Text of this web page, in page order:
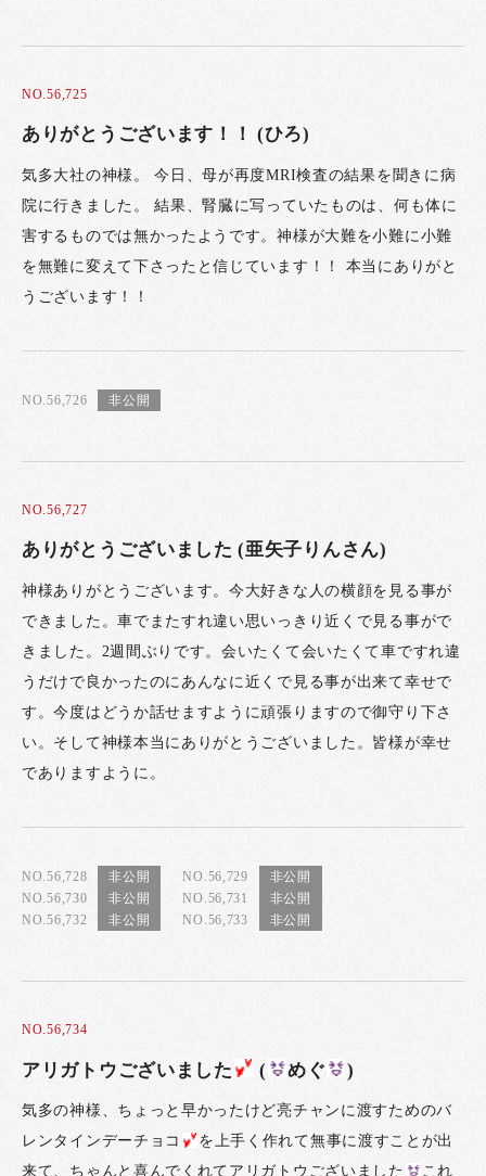
NO.56,725
ありがとうございます！！ (ひろ)
気多大社の神様。 今日、母が再度MRI検査の結果を聞きに病
院に行きました。 結果、腎臓に写っていたものは、何も体に
害するものでは無かったようです。神様が大難を小難に小難
を無難に変えて下さったと信じています！！ 本当にありがと
うございます！！
NO.56,726
NO.56,727
ありがとうございました (亜矢子りんさん)
神様ありがとうございます。今大好きな人の横顔を見る事が
できました。車でまたすれ違い思いっきり近くで見る事がで
きました。2週間ぶりです。会いたくて会いたくて車ですれ違
うだけで良かったのにあんなに近くで見る事が出来て幸せで
す。今度はどうか話せますように頑張りますので御守り下さ
い。そして神様本当にありがとうございました。皆様が幸せ
でありますように。
NO.56,728
NO.56,729
NO.56,730
NO.56,731
NO.56,732
NO.56,733
NO.56,734
アリガトウございました ( めぐ )
気多の神様、ちょっと早かったけど亮チャンに渡すためのバ
レンタインデーチョコ
を上手く作れて無事に渡すことが出
来て、ちゃんと喜んでくれてアリガトウございました
これ